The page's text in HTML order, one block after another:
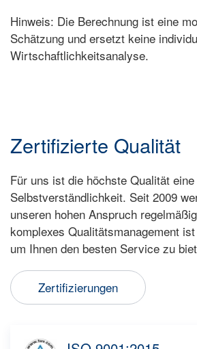
Hinweis: Die Berechnung ist eine
Schätzung und ersetzt keine
Wirtschaftlichkeitsanalyse.
Zertifizierte Qualität
Für uns ist die höchste Qualität eine
Selbstverständlichkeit. Seit 2009
unseren hohen Anspruch
komplexes Qualitätsmanagement
um Ihnen den besten Service zu
Zertifizierungen